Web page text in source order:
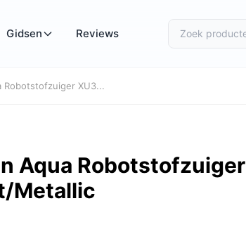
Gidsen Reviews
Robotstofzuiger XU3...
Aqua Robotstofzuiger
Metallic